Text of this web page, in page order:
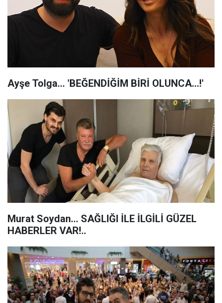
Ayşe Tolga... 'BEĞENDİĞİM BİRİ OLUNCA...!'
Murat Soydan... SAĞLIĞI İLE İLGİLİ GÜZEL
HABERLER VAR!..